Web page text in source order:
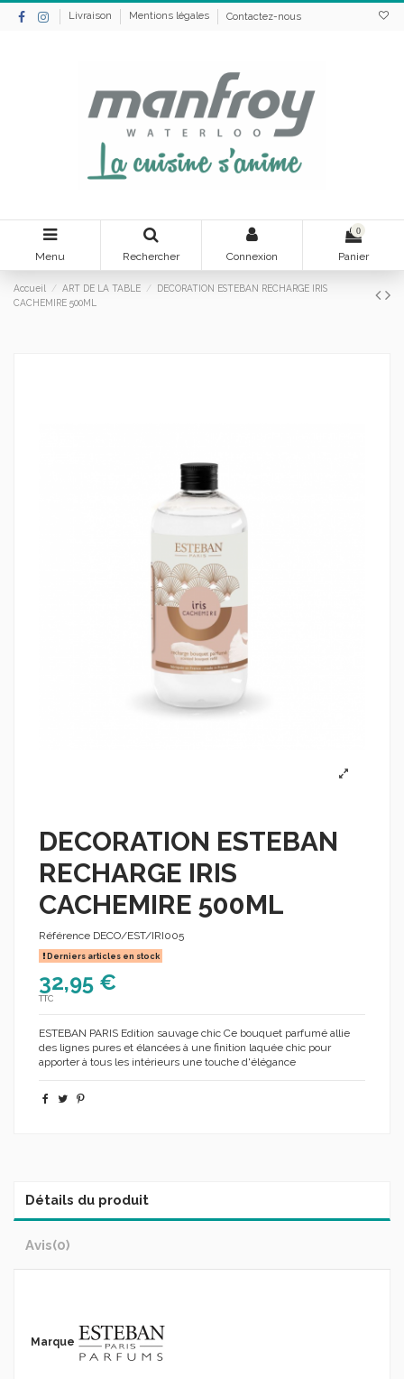
Livraison Mentions légales Contactez-nous
Menu Rechercher Connexion
0
Panier
Accueil ART DE LA TABLE
DECORATION ESTEBAN RECHARGE IRIS
CACHEMIRE 500ML
DECORATION ESTEBAN
RECHARGE IRIS
CACHEMIRE 500ML
Référence DECO/EST/IRI005
Derniers articles en stock
32,95 €
TTC
ESTEBAN PARIS Edition sauvage chic Ce bouquet parfumé allie
des lignes pures et élancées à une finition laquée chic pour
apporter à tous les intérieurs une touche d'élégance
Détails du produit
Avis(0)
Marque